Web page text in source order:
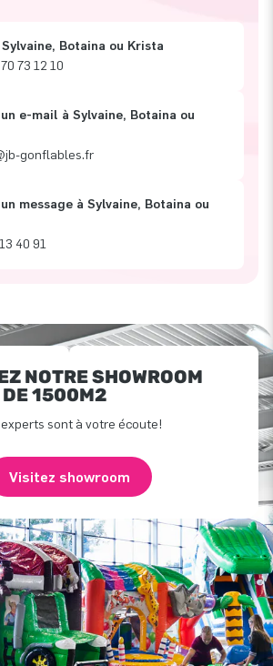
Botaina ou Krista
73 12 10
e-mail à Sylvaine, Botaina ou
gonflables.fr
message à Sylvaine, Botaina ou
40 91
NOTRE SHOWROOM
DE 1500M2
sont à votre écoute!
Visitez showroom